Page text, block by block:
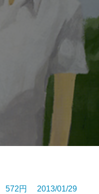
572円 2013/01/29